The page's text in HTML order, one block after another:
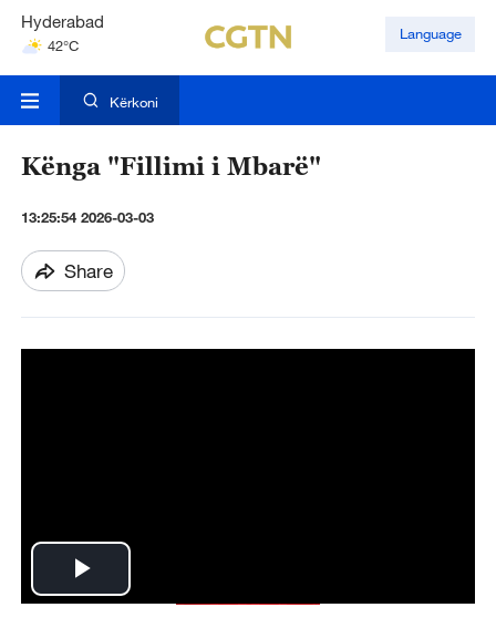
Hyderabad
42°C
Mumbai
Language
Kërkoni
Kënga "Fillimi i Mbarë"
13:25:54 2026-03-03
Share
P